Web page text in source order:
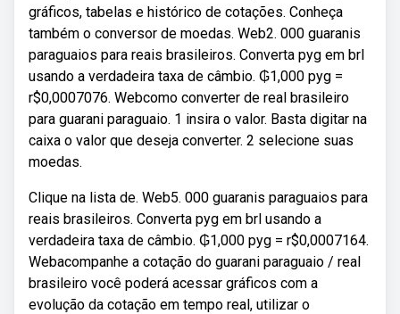
gráficos, tabelas e histórico de cotações. Conheça
também o conversor de moedas. Web2. 000 guaranis
paraguaios para reais brasileiros. Converta pyg em brl
usando a verdadeira taxa de câmbio. ₲1,000 pyg =
r$0,0007076. Webcomo converter de real brasileiro
para guarani paraguaio. 1 insira o valor. Basta digitar na
caixa o valor que deseja converter. 2 selecione suas
moedas.
Clique na lista de. Web5. 000 guaranis paraguaios para
reais brasileiros. Converta pyg em brl usando a
verdadeira taxa de câmbio. ₲1,000 pyg = r$0,0007164.
Webacompanhe a cotação do guarani paraguaio / real
brasileiro você poderá acessar gráficos com a
evolução da cotação em tempo real, utilizar o